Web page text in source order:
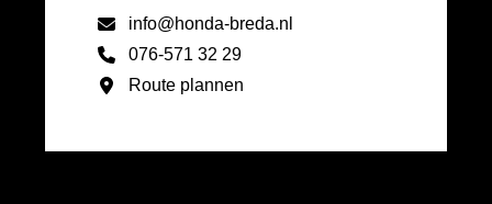
info@honda-breda.nl
076-571 32 29
Route plannen